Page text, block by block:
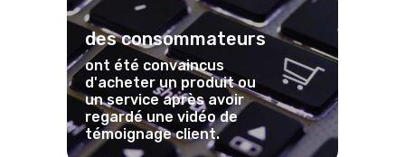
des consommateurs
ont été convaincus
d'acheter un produit ou
un service après avoir
regardé une vidéo de
témoignage client.